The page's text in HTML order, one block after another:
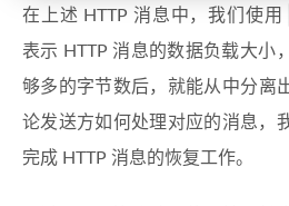
在上述 HTTP 消息中，我们使用
表示 HTTP 消息的数据负载大小
够多的字节数后，就能从中分离
论发送方如何处理对应的消息，
完成 HTTP 消息的恢复工作。